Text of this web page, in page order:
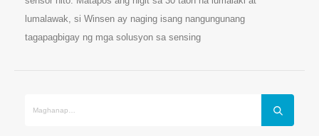
lumalawak, si Winsen ay naging isang nangungunang
tagapagbigay ng mga solusyon sa sensing